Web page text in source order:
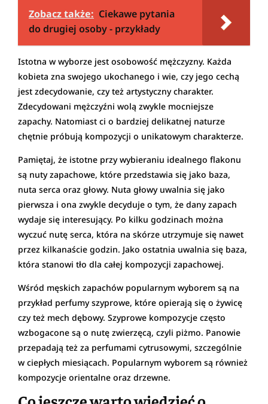
Zobacz także: Ciekawe pytania
do drugiej osoby - przykłady
Istotna w wyborze jest osobowość mężczyzny. Każda
kobieta zna swojego ukochanego i wie, czy jego cechą
jest zdecydowanie, czy też artystyczny charakter.
Zdecydowani mężczyźni wolą zwykle mocniejsze
zapachy. Natomiast ci o bardziej delikatnej naturze
chętnie próbują kompozycji o unikatowym charakterze.
Pamiętaj, że istotne przy wybieraniu idealnego flakonu
są nuty zapachowe, które przedstawia się jako baza,
nuta serca oraz głowy. Nuta głowy uwalnia się jako
pierwsza i ona zwykle decyduje o tym, że dany zapach
wydaje się interesujący. Po kilku godzinach można
wyczuć nutę serca, która na skórze utrzymuje się nawet
przez kilkanaście godzin. Jako ostatnia uwalnia się baza,
która stanowi tło dla całej kompozycji zapachowej.
Wśród męskich zapachów popularnym wyborem są na
przykład perfumy szyprowe, które opierają się o żywicę
czy też mech dębowy. Szyprowe kompozycje często
wzbogacone są o nutę zwierzęcą, czyli piżmo. Panowie
przepadają też za perfumami cytrusowymi, szczególnie
w ciepłych miesiącach. Popularnym wyborem są również
kompozycje orientalne oraz drzewne.